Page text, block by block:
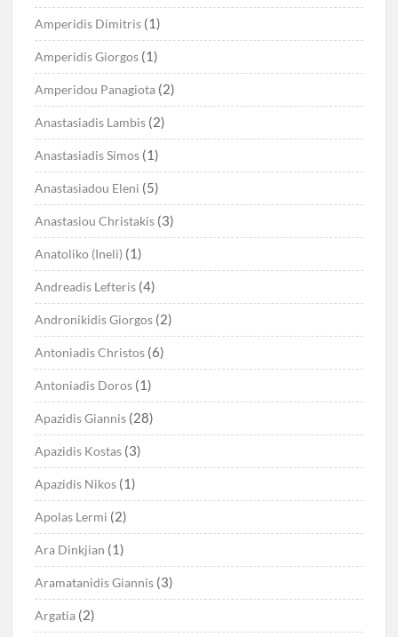
Amperidis Dimitris (1)
Amperidis Giorgos (1)
Amperidou Panagiota (2)
Anastasiadis Lambis (2)
Anastasiadis Simos (1)
Anastasiadou Eleni (5)
Anastasiou Christakis (3)
Anatoliko (Ineli) (1)
Andreadis Lefteris (4)
Andronikidis Giorgos (2)
Antoniadis Christos (6)
Antoniadis Doros (1)
Apazidis Giannis (28)
Apazidis Kostas (3)
Apazidis Nikos (1)
Apolas Lermi (2)
Ara Dinkjian (1)
Aramatanidis Giannis (3)
Argatia (2)